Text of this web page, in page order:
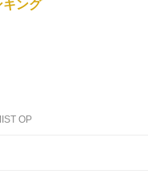
キング
OP